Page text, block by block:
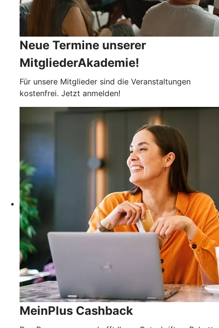
Neue Termine unserer
MitgliederAkademie!
Für unsere Mitglieder sind die Veranstaltungen
kostenfrei. Jetzt anmelden!
MeinPlus Cashback